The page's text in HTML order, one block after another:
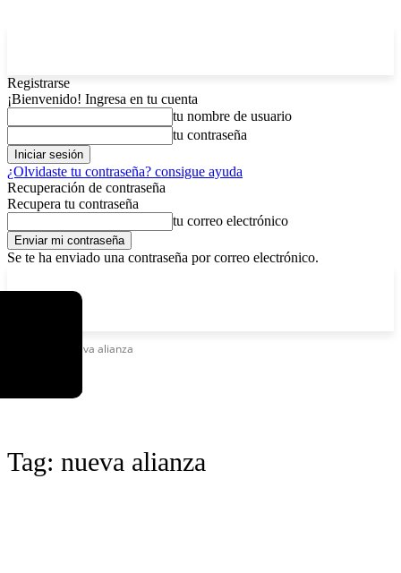
Registrarse
¡Bienvenido! Ingresa en tu cuenta
tu nombre de usuario
tu contraseña
¿Olvidaste tu contraseña? consigue ayuda
Recuperación de contraseña
Recupera tu contraseña
tu correo electrónico
Se te ha enviado una contraseña por correo electrónico.
Nueva alianza
Tag: nueva alianza